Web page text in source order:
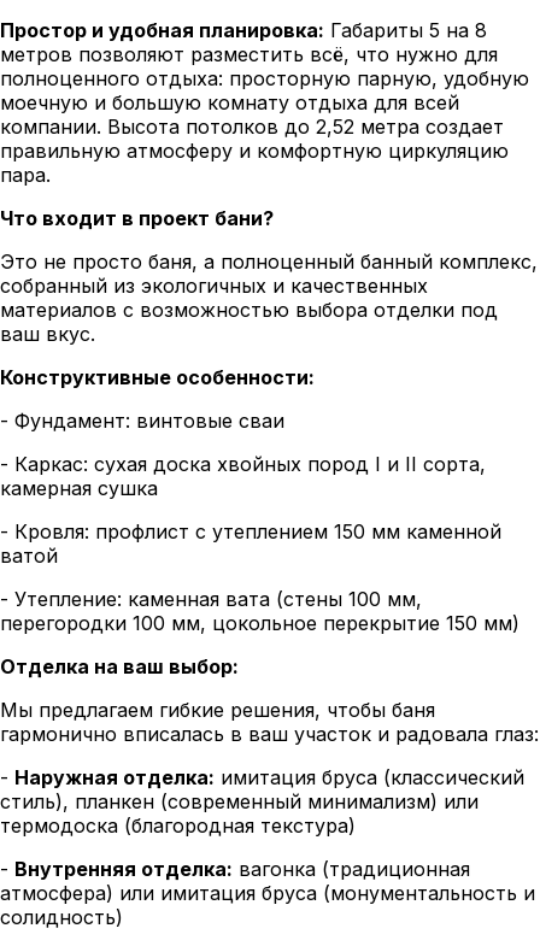
Простор и удобная планировка: Габариты 5 на 8
метров позволяют разместить всё, что нужно для
полноценного отдыха: просторную парную, удобную
моечную и большую комнату отдыха для всей
компании. Высота потолков до 2,52 метра создает
правильную атмосферу и комфортную циркуляцию
пара.
Что входит в проект бани?
Это не просто баня, а полноценный банный комплекс,
собранный из экологичных и качественных
материалов с возможностью выбора отделки под
ваш вкус.
Конструктивные особенности:
- Фундамент: винтовые сваи
- Каркас: сухая доска хвойных пород I и II сорта,
камерная сушка
- Кровля: профлист с утеплением 150 мм каменной
ватой
- Утепление: каменная вата (стены 100 мм,
перегородки 100 мм, цокольное перекрытие 150 мм)
Отделка на ваш выбор:
Мы предлагаем гибкие решения, чтобы баня
гармонично вписалась в ваш участок и радовала глаз:
- Наружная отделка: имитация бруса (классический
стиль), планкен (современный минимализм) или
термодоска (благородная текстура)
- Внутренняя отделка: вагонка (традиционная
атмосфера) или имитация бруса (монументальность и
солидность)